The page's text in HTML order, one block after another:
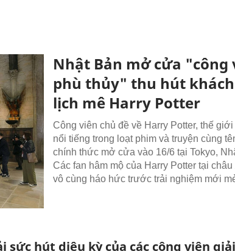
Nhật Bản mở cửa "công
phù thủy" thu hút
lịch mê Harry Potter
Công viên chủ đề về Harry Potter, thế
nổi tiếng trong loạt phim và truyện cùng
chính thức mở cửa vào 16/6 tại Tokyo,
Các fan hâm mộ của Harry Potter tại châu
vô cùng háo hức trước trải nghiệm mới
sức hút diệu kỳ của các công viên